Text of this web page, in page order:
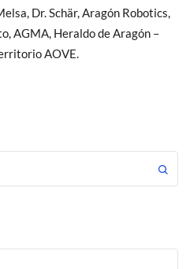
Dr. Schär, Aragón Robotics,
AGMA, Heraldo de Aragón –
AOVE.